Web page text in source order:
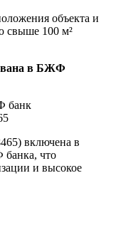
объекта и
свыше 100 м²
в БЖФ
банк
включена в
банка, что
и высокое